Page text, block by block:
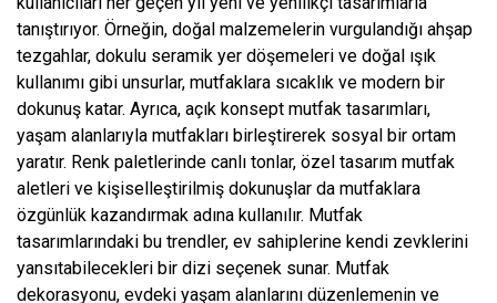
tanıştırıyor. Örneğin, doğal malzemelerin vurgulandığı ahşap
tezgahlar, dokulu seramik yer döşemeleri ve doğal ışık
kullanımı gibi unsurlar, mutfaklara sıcaklık ve modern bir
dokunuş katar. Ayrıca, açık konsept mutfak tasarımları,
yaşam alanlarıyla mutfakları birleştirerek sosyal bir ortam
yaratır. Renk paletlerinde canlı tonlar, özel tasarım mutfak
aletleri ve kişiselleştirilmiş dokunuşlar da mutfaklara
özgünlük kazandırmak adına kullanılır. Mutfak
tasarımlarındaki bu trendler, ev sahiplerine kendi zevklerini
yansıtabilecekleri bir dizi seçenek sunar. Mutfak
dekorasyonu, evdeki yaşam alanlarını düzenlemenin ve